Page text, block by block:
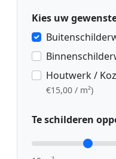
Kies uw
Houtwerk /
€15,00 / m²)
Te schilderen